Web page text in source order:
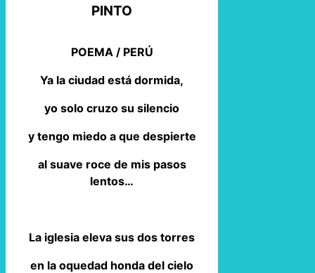
PINTO
POEMA / PERÚ
Ya la ciudad está dormida,
yo solo cruzo su silencio
y tengo miedo a que despierte
al suave roce de mis pasos
lentos…
La iglesia eleva sus dos torres
en la oquedad honda del cielo